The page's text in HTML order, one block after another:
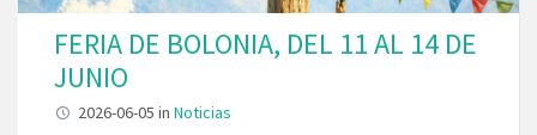
FERIA DE BOLONIA, DEL 11 AL 14 DE
JUNIO
2026-06-05 in Noticias